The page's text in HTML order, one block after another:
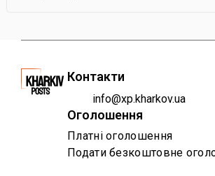
Контакти
info@xp.kharkov.ua
Оголошення
Платні оголошення
Подати безкоштовне